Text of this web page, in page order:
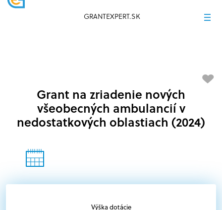
GRANTEXPERT.SK
Výška dotácie
Grant na zriadenie nových
všeobecných ambulancií v
nedostatkových oblastiach (2024)